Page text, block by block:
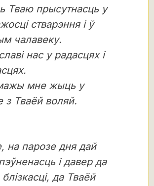
Тваю прысутнасць у
стварэння і ў
чалавеку.
нас у радасцях і
мне жыць у
з Тваёй воляй.
на парозе дня дай
і давер да
да Тваёй